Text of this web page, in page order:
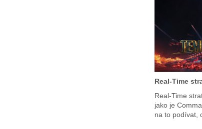
Real-Time
Real-Time
jako je
na to podívat,